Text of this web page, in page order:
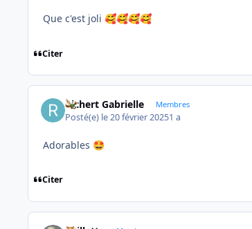
Que c'est joli 🥰🥰🥰🥰
Citer
Richert Gabrielle Membres
Posté(e) le 20 février 20251 a
Adorables 🤩
Citer